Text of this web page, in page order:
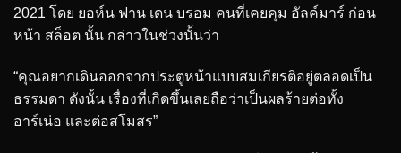
2021 โดย ยอห์น ฟาน เดน บรอม คนที่เคยคุม อัลค์มาร์ ก่อน
หน้า สล็อต นั้น กล่าวในช่วงนั้นว่า
“คุณอยากเดินออกจากประตูหน้าแบบสมเกียรติอยู่ตลอดเป็น
ธรรมดา ดังนั้น เรื่องที่เกิดขึ้นเลยถือว่าเป็นผลร้ายต่อทั้ง
อาร์เน่อ และต่อสโมสร”